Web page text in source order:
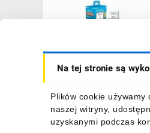
Na tej stronie są
Plików cookie
naszej witryny,
uzyskanymi podczas
Zestaw ładowarka
Eneloop Smart Charger 4
Eneloop 2000mAh
131,84 zł brutto